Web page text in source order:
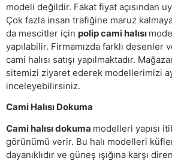
modeli değildir. Fakat fiyat açısından
Çok fazla insan trafiğine maruz
da mescitler için polip cami halısı
yapılabilir. Firmamızda farklı desenler
cami halısı satışı yapılmaktadır.
sitemizi ziyaret ederek modellerimizi
inceleyebilirsiniz.
Cami Halısı Dokuma
Cami halısı dokuma modelleri yapısı
görünümü verir. Bu halı modelleri
dayanıklıdır ve güneş ışığına karşı